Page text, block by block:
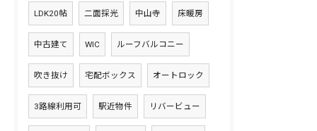
LDK20帖 二面採光 中山寺 床暖房
中古建て WIC ルーフバルコニー
吹き抜け 宅配ボックス オートロック
3路線利用可 駅近物件 リバービュー